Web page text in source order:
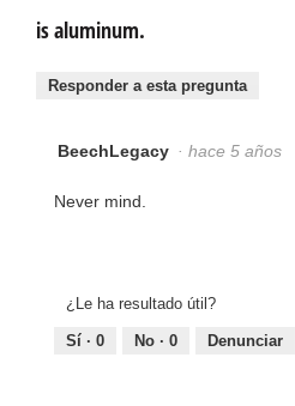
is aluminum.
Responder a esta pregunta
BeechLegacy · hace 5 años
Never mind.
¿Le ha resultado útil?
Sí · 0 No · 0 Denunciar